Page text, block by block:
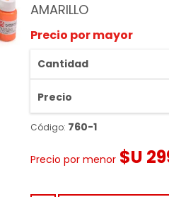
AMARILLO
Precio por mayor
Cantidad
Precio
Código: 760-1
Precio por menor $U